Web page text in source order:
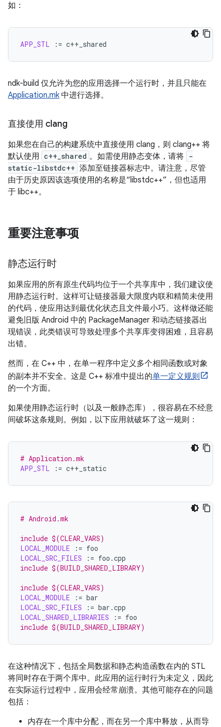
如：
APP_STL :=
ndk-build 仅允许为您的应用选择一个运行时，并且只能在
Application.mk中进行选择。
直接使用 clang
如果您在自己的构建系统中直接使用 clang，则 clang++ 将
默认使用 c++_shared 。如需使用静态变体，请将 -
static-libstdc++ 添加至链接器标志中。请注意，尽管
由于历史原因该选项使用的名称是“libstdc++”，但也适用
于 libc++。
重要注意事项
静态运行时
如果应用的所有原生代码均位于一个共享库中，我们建议使
用静态运行时。这样可让链接器最大限度内联和精简未使用
的代码，使应用达到最优化状态且文件最小巧。这样做还能
避免旧版 Android 中的 PackageManager 和动态链接器出
现错误，此类错误可导致处理多个共享库变得困难，且容易
出错。
然而，在 C++ 中，在单一程序中定义多个相同函数或对象
的副本并不安全。这是 C++ 标准中提出的单一定义规则
的一个方面。
如果使用静态运行时（以及一般静态库），很容易在不经意
间破坏这条规则。例如，以下应用就破坏了这一规则：
# Application.mk
APP_STL
:=
# Android.mk
include $(CLEAR_VARS)
LOCAL_MODULE
:=
LOCAL_SRC_FILES
:=
include $(BUILD_SHARED_LIBRARY)
include $(CLEAR_VARS)
LOCAL_MODULE
:=
LOCAL_SRC_FILES
:=
LOCAL_SHARED_LIBRARIES
:=
include $(BUILD_SHARED_LIBRARY)
在这种情况下，包括全局数据和静态构造函数在内的 STL
将同时存在于两个库中。此应用的运行时行为未定义，因此
在实际运行过程中，应用会经常崩溃。其他可能存在的问题
包括：
内存在一个库中分配，而在另一个库中释放，从而导